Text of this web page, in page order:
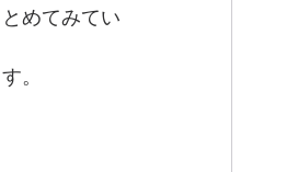
めてみてい
。